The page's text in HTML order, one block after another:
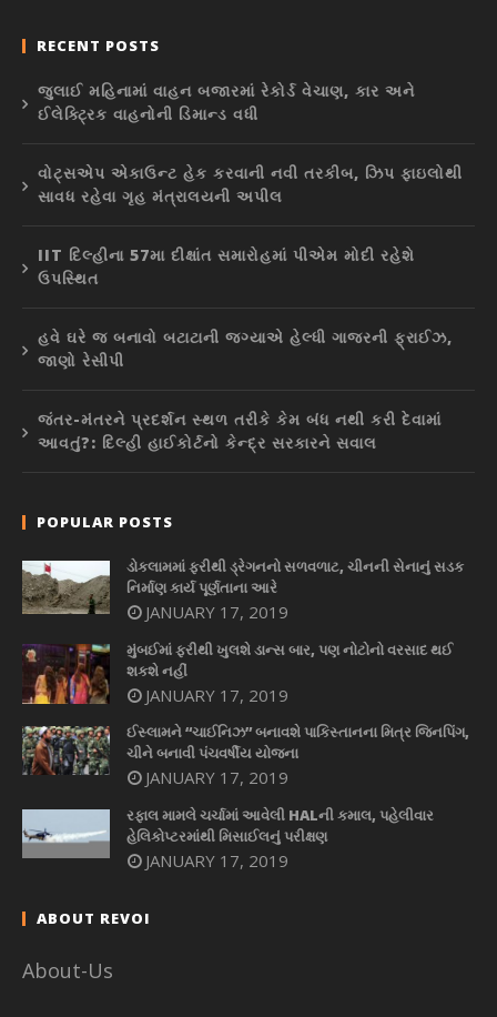
RECENT POSTS
જુલાઈ મહિનામાં વાહન બજારમાં રેકોર્ડ વેચાણ, કાર અને
ઈલેક્ટ્રિક વાહનોની ડિમાન્ડ વધી
વોટ્સએપ એકાઉન્ટ હેક કરવાની નવી તરકીબ, ઝિપ ફાઇલોથી
સાવધ રહેવા ગૃહ મંત્રાલયની અપીલ
IIT દિલ્હીના 57મા દીક્ષાંત સમારોહમાં પીએમ મોદી રહેશે
ઉપસ્થિત
હવે ઘરે જ બનાવો બટાટાની જગ્યાએ હેલ્ધી ગાજરની ફ્રાઈઝ,
જાણો રેસીપી
જંતર-મંતરને પ્રદર્શન સ્થળ તરીકે કેમ બંધ નથી કરી દેવામાં
આવતું?: દિલ્હી હાઈકોર્ટનો કેન્દ્ર સરકારને સવાલ
POPULAR POSTS
ડોકલામમાં ફરીથી ડ્રેગનનો સળવળાટ, ચીનની સેનાનું સડક
નિર્માણ કાર્ય પૂર્ણતાના આરે
JANUARY 17, 2019
મુંબઈમાં ફરીથી ખુલશે ડાન્સ બાર, પણ નોટોનો વરસાદ થઈ
શકશે નહીં
JANUARY 17, 2019
ઈસ્લામને “ચાઈનિઝ” બનાવશે પાકિસ્તાનના મિત્ર જિનપિંગ,
ચીને બનાવી પંચવર્ષીય યોજના
JANUARY 17, 2019
રફાલ મામલે ચર્ચામાં આવેલી HALની કમાલ, પહેલીવાર
હેલિકોપ્ટરમાંથી મિસાઈલનું પરીક્ષણ
JANUARY 17, 2019
ABOUT REVOI
About-Us